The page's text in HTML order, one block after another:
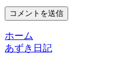
ホーム
あずき日記